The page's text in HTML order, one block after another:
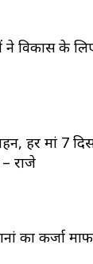
ने विकास के
हर मां 7
राजे
का कर्जा